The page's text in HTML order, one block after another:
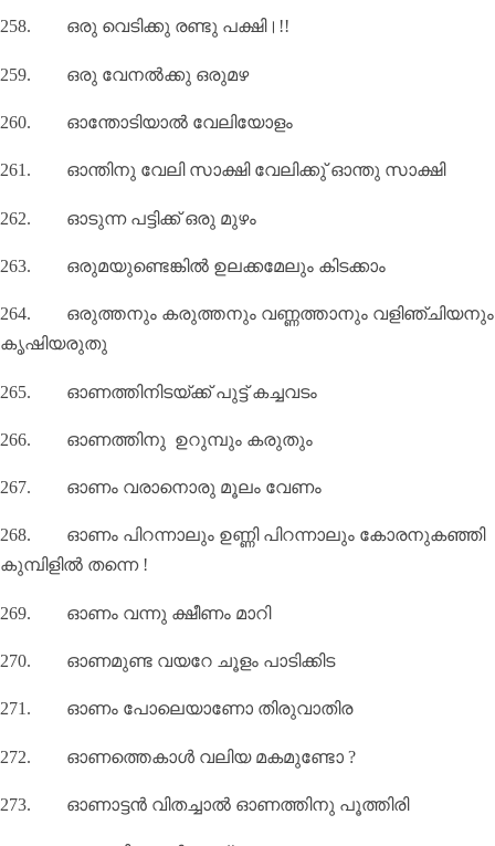
258. ഒരു വെടിക്കു രണ്ടു പക്ഷി।!!
259. ഒരു വേനൽക്കു ഒരുമഴ
260. ഓന്തോടിയാല്‍ വേലിയോളം
261. ഓന്തിനു വേലി സാക്ഷി വേലിക്കു്‌ ഓന്തു സാക്ഷി
262. ഓടുന്ന പട്ടിക്ക്‌ ഒരു മുഴം
263. ഒരുമയുണ്ടെങ്കില്‍ ഉലക്കമേലും കിടക്കാം
264. ഒരുത്തനും കരുത്തനും വണ്ണത്താനും വളിഞ്ചിയനും
കൃഷിയരുതു
265. ഓണത്തിനിടയ്ക്ക്‌ പുട്ട്‌ കച്ചവടം
266. ഓണത്തിനു ഉറുമ്പും കരുതും
267. ഓണം വരാനൊരു മൂലം വേണം
268. ഓണം പിറന്നാലും ഉണ്ണി പിറന്നാലും കോരനുകഞ്ഞി
കുമ്പിളിൽ തന്നെ !
269. ഓണം വന്നു ക്ഷീണം മാറി
270. ഓണമുണ്ട വയറേ ചൂളം പാടിക്കിട
271. ഓണം പോലെയാണോ തിരുവാതിര
272. ഓണത്തെകാള്‍ വലിയ മകമുണ്ടോ ?
273. ഓണാട്ടന്‍ വിതച്ചാല്‍ ഓണത്തിനു പൂത്തിരി